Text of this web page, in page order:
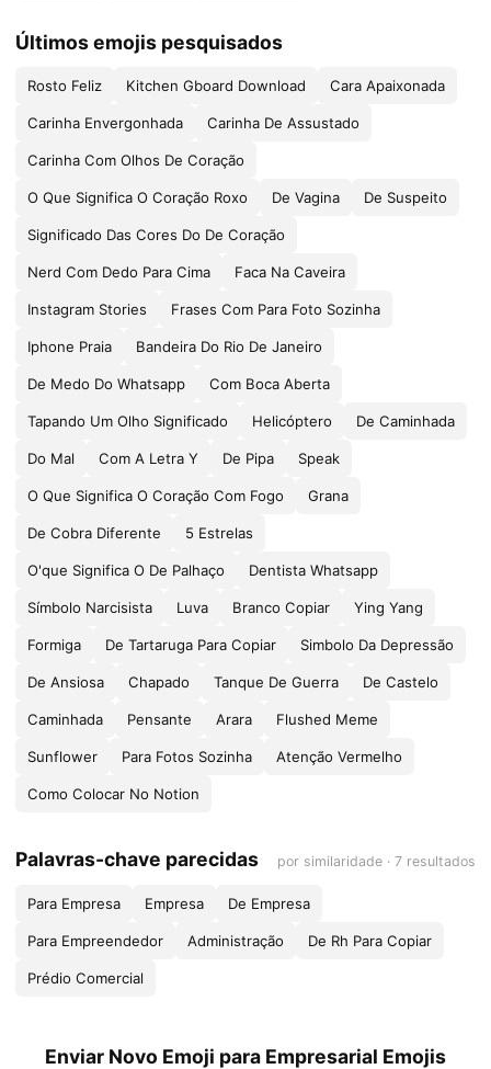
Últimos emojis pesquisados
Rosto Feliz Kitchen Gboard Download Cara Apaixonada
Carinha Envergonhada Carinha De Assustado
Carinha Com Olhos De Coração
O Que Significa O Coração Roxo De Vagina De Suspeito
Significado Das Cores Do De Coração
Nerd Com Dedo Para Cima Faca Na Caveira
Instagram Stories Frases Com Para Foto Sozinha
Iphone Praia Bandeira Do Rio De Janeiro
De Medo Do Whatsapp Com Boca Aberta
Tapando Um Olho Significado Helicóptero De Caminhada
Do Mal Com A Letra Y De Pipa Speak
O Que Significa O Coração Com Fogo Grana
De Cobra Diferente 5 Estrelas
O'que Significa O De Palhaço Dentista Whatsapp
Símbolo Narcisista Luva Branco Copiar Ying Yang
Formiga De Tartaruga Para Copiar Simbolo Da Depressão
De Ansiosa Chapado Tanque De Guerra De Castelo
Caminhada Pensante Arara Flushed Meme
Sunflower Para Fotos Sozinha Atenção Vermelho
Como Colocar No Notion
Palavras-chave parecidas por similaridade · 7 resultados
Para Empresa Empresa De Empresa
Para Empreendedor Administração De Rh Para Copiar
Prédio Comercial
Enviar Novo Emoji para Empresarial Emojis